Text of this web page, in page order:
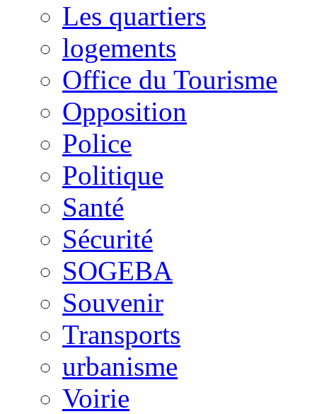
Les quartiers
logements
Office du Tourisme
Opposition
Police
Politique
Santé
Sécurité
SOGEBA
Souvenir
Transports
urbanisme
Voirie